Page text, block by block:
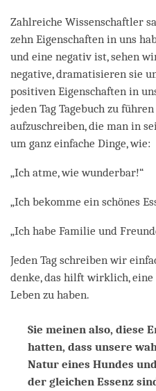
Zahlreiche Wissenschaftler
zehn Eigenschaften in uns
und eine negativ ist, sehen
negative, dramatisieren sie
positiven Eigenschaften in
jeden Tag Tagebuch zu
aufzuschreiben, die man in
um ganz einfache Dinge, wie:
„Ich atme, wie wunderbar!“
„Ich bekomme ein schönes
„Ich habe Familie und
Jeden Tag schreiben wir
denke, das hilft wirklich,
Leben zu haben.
Sie meinen also, diese
hatten, dass unsere
Natur eines Hundes
der gleichen Essenz